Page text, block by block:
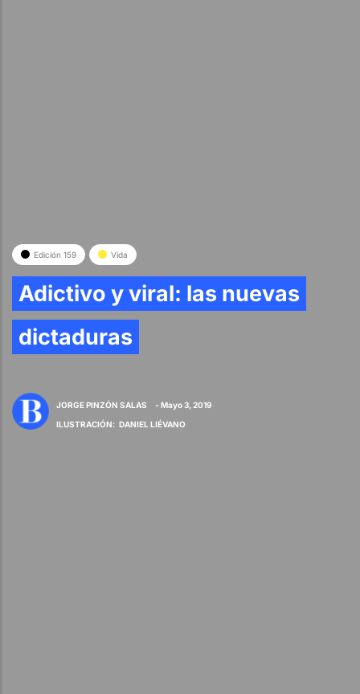
Edición 159 Vida
Adictivo y viral: las nuevas
dictaduras
JORGE PINZÓN SALAS
- Mayo 3, 2019
ILUSTRACIÓN: DANIEL LIÉVANO